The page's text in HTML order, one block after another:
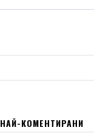
НАЙ-КОМЕНТИРАНИ